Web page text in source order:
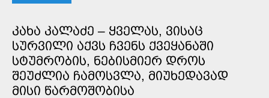
ᲙᲐᲮᲐ ᲙᲐᲚᲐᲫᲔ – ᲧᲕᲔᲚᲐᲡ, ᲕᲘᲡᲐᲪ
ᲡᲣᲠᲕᲘᲚᲘ ᲐᲥᲕᲡ ᲩᲕᲔᲜᲡ ᲥᲕᲔᲧᲐᲜᲐᲨᲘ
ᲡᲢᲣᲛᲠᲝᲑᲘᲡ, ᲜᲔᲑᲘᲡᲛᲘᲔᲠ ᲓᲠᲝᲡ
ᲨᲔᲣᲫᲚᲘᲐ ᲩᲐᲛᲝᲡᲕᲚᲐ, ᲛᲘᲣᲮᲔᲓᲐᲕᲐᲓ
ᲛᲘᲡᲘ ᲬᲐᲠᲛᲝᲨᲝᲑᲘᲡᲐ